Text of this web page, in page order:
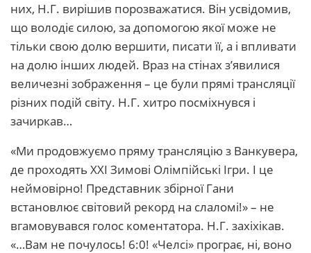
них, Н.Г. вирішив порозважатися. Він усвідомив,
що володіє силою, за допомогою якої може не
тільки свою долю вершити, писати її, а і впливати
на долю інших людей. Враз на стінах з’явилися
величезні зображення – це були прямі трансляції
різних подій світу. Н.Г. хитро посміхнувся і
зачиркав…
«Ми продовжуємо пряму трансляцію з Ванкувера,
де проходять XXI Зимові Олімпійські Ігри. І це
неймовірно! Представник збірної Гани
встановлює світовий рекорд на слаломі!» – не
вгамовувався голос коментатора. Н.Г. захіхікав.
«…Вам не почулось! 6:0! «Челсі» програє, ні, воно